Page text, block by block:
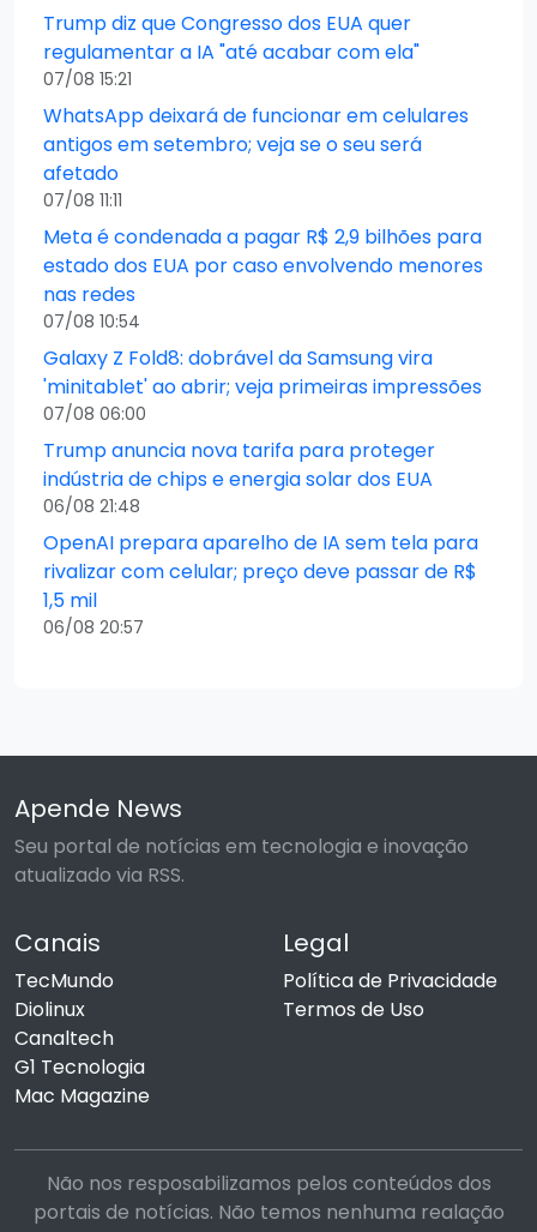
Trump diz que Congresso dos EUA quer
regulamentar a IA "até acabar com ela"
07/08 15:21
WhatsApp deixará de funcionar em celulares
antigos em setembro; veja se o seu será
afetado
07/08 11:11
Meta é condenada a pagar R$ 2,9 bilhões para
estado dos EUA por caso envolvendo menores
nas redes
07/08 10:54
Galaxy Z Fold8: dobrável da Samsung vira
'minitablet' ao abrir; veja primeiras impressões
07/08 06:00
Trump anuncia nova tarifa para proteger
indústria de chips e energia solar dos EUA
06/08 21:48
OpenAI prepara aparelho de IA sem tela para
rivalizar com celular; preço deve passar de R$
1,5 mil
06/08 20:57
Apende News
Seu portal de notícias em tecnologia e inovação
atualizado via RSS.
Canais
TecMundo
Diolinux
Canaltech
G1 Tecnologia
Mac Magazine
Legal
Política de Privacidade
Termos de Uso
Não nos resposabilizamos pelos conteúdos dos
portais de notícias. Não temos nenhuma realação